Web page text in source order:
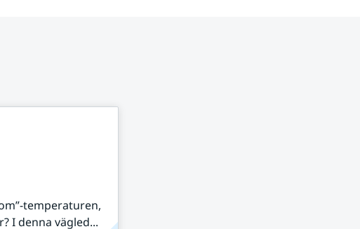
temperaturen,
I denna vägled...